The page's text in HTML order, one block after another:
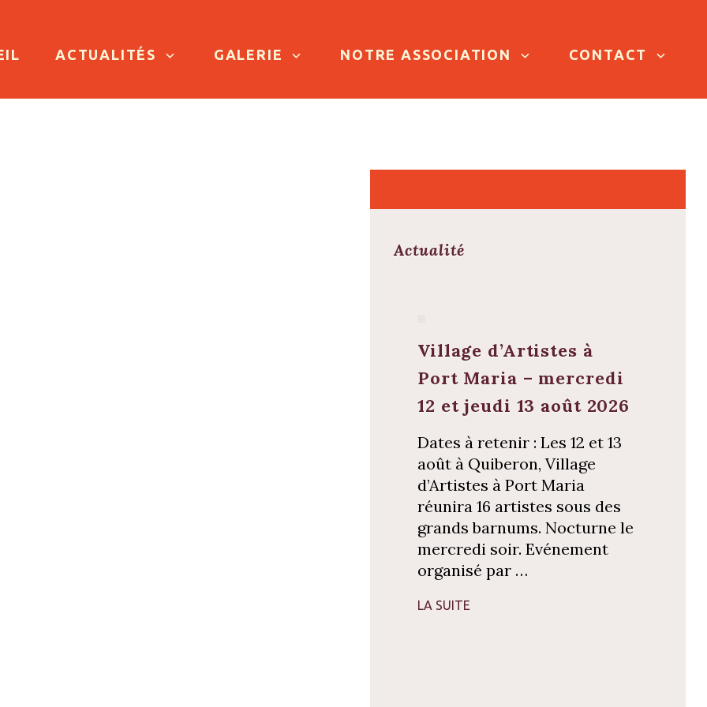
ACTUALITÉS GALERIE NOTRE ASSOCIATION CONTACT
Actualité
Village d’Artistes à
Port Maria – mercredi
12 et jeudi 13 août 2026
Dates à retenir : Les 12 et 13
août à Quiberon, Village
d’Artistes à Port Maria
réunira 16 artistes sous des
grands barnums. Nocturne le
mercredi soir. Evénement
organisé par …
LA SUITE